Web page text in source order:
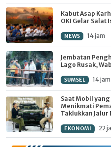
Kabut Asap
OKI Gelar Salat
NEWS 14 jam
Jembatan
Lago Rusak,
SUMSEL 14 jam
Saat Mobil
Menikmati
Taklukkan Jalur
EKONOMI 22